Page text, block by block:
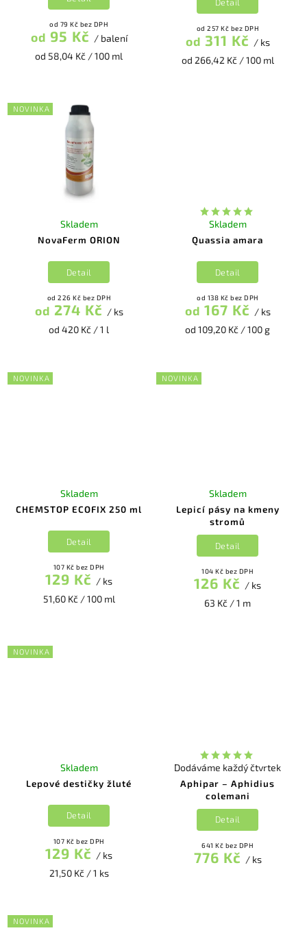
od 79 Kč bez DPH
od 95 Kč / balení
od 58,04 Kč / 100 ml
od 257 Kč bez DPH
od 311 Kč / ks
od 266,42 Kč / 100 ml
Detail
NOVINKA
NovaFerm ORION
Skladem
od 226 Kč bez DPH
od 274 Kč / ks
od 420 Kč / 1 l
Detail
Quassia amara
Skladem
od 138 Kč bez DPH
od 167 Kč / ks
od 109,20 Kč / 100 g
Detail
NOVINKA
CHEMSTOP ECOFIX 250 ml
Skladem
107 Kč bez DPH
129 Kč / ks
51,60 Kč / 100 ml
Detail
NOVINKA
Lepicí pásy na kmeny
stromů
Skladem
104 Kč bez DPH
126 Kč / ks
63 Kč / 1 m
Detail
NOVINKA
Lepové destičky žluté
Skladem
107 Kč bez DPH
129 Kč / ks
21,50 Kč / 1 ks
Detail
Aphipar – Aphidius
colemani
Dodáváme každý čtvrtek
641 Kč bez DPH
776 Kč / ks
Detail
NOVINKA